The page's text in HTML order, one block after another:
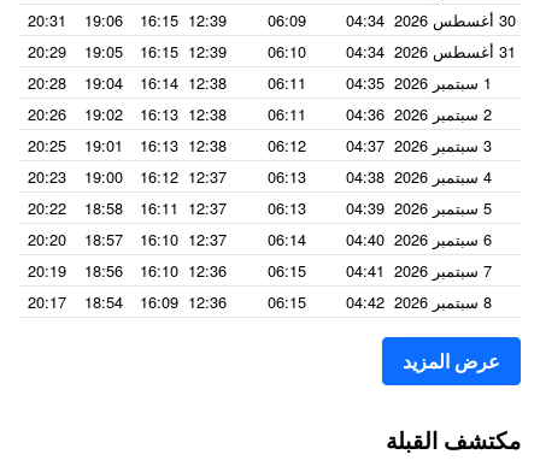
30 أغسطس 2026
04:34
06:09
12:39
16:15
19:06
20:31
31 أغسطس 2026
04:34
06:10
12:39
16:15
19:05
20:29
1 سبتمبر 2026
04:35
06:11
12:38
16:14
19:04
20:28
2 سبتمبر 2026
04:36
06:11
12:38
16:13
19:02
20:26
3 سبتمبر 2026
04:37
06:12
12:38
16:13
19:01
20:25
4 سبتمبر 2026
04:38
06:13
12:37
16:12
19:00
20:23
5 سبتمبر 2026
04:39
06:13
12:37
16:11
18:58
20:22
6 سبتمبر 2026
04:40
06:14
12:37
16:10
18:57
20:20
7 سبتمبر 2026
04:41
06:15
12:36
16:10
18:56
20:19
8 سبتمبر 2026
04:42
06:15
12:36
16:09
18:54
20:17
عرض المزيد
مكتشف القبلة